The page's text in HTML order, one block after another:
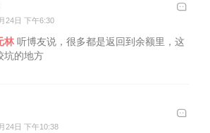
24日 下午6:30
林听博友说，很多都是返回到余额里，这
坑的地方
24日 下午10:38